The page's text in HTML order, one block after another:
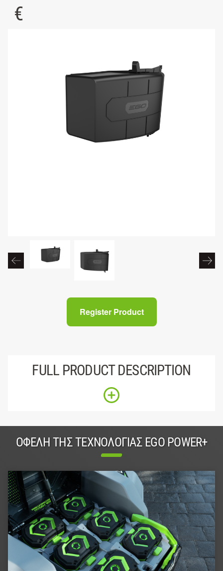
Register Product
€
FULL PRODUCT DESCRIPTION
ΟΦΈΛΗ ΤΗΣ ΤΕΧΝΟΛΟΓΊΑΣ EGO POWER+